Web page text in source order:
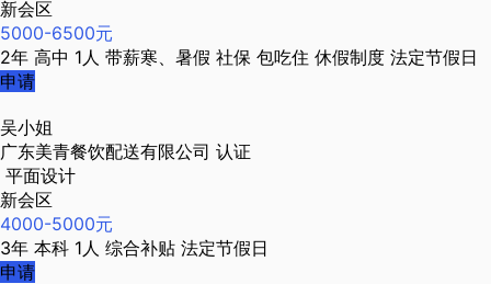
新会区
5000-6500元
2年 高中 1人 带薪寒、暑假 社保 包吃住 休假制度 法定节假日
申请
吴小姐
广东美青餐饮配送有限公司 认证
平面设计
新会区
4000-5000元
3年 本科 1人 综合补贴 法定节假日
申请